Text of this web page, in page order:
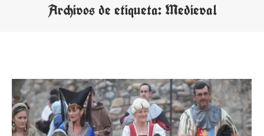
Archivos de etiqueta: Medieval